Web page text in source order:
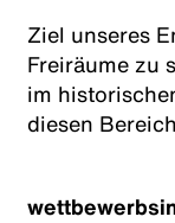
Ziel unseres
Freiräume zu
im
diesen